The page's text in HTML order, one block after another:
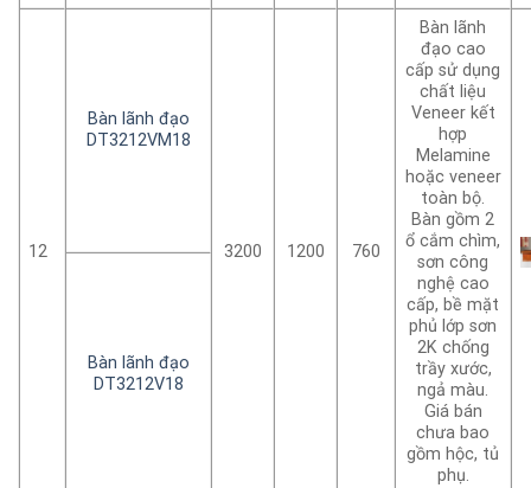
12
Bàn lãnh đạo
DT3212VM18
3200 1200 760
Bàn lãnh
đạo cao
cấp sử dụng
chất liệu
Veneer kết
hợp
Melamine
hoặc veneer
toàn bộ.
Bàn gồm 2
ổ cắm chìm,
sơn công
nghệ cao
cấp, bề mặt
phủ lớp sơn
2K chống
trầy xước,
ngả màu.
Giá bán
chưa bao
gồm hộc, tủ
phụ.
Bàn lãnh đạo
DT3212V18